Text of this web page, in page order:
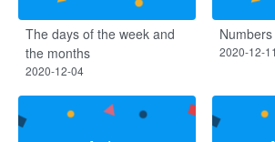
The days of the week and
the months
2020-12-04
2020-12-11